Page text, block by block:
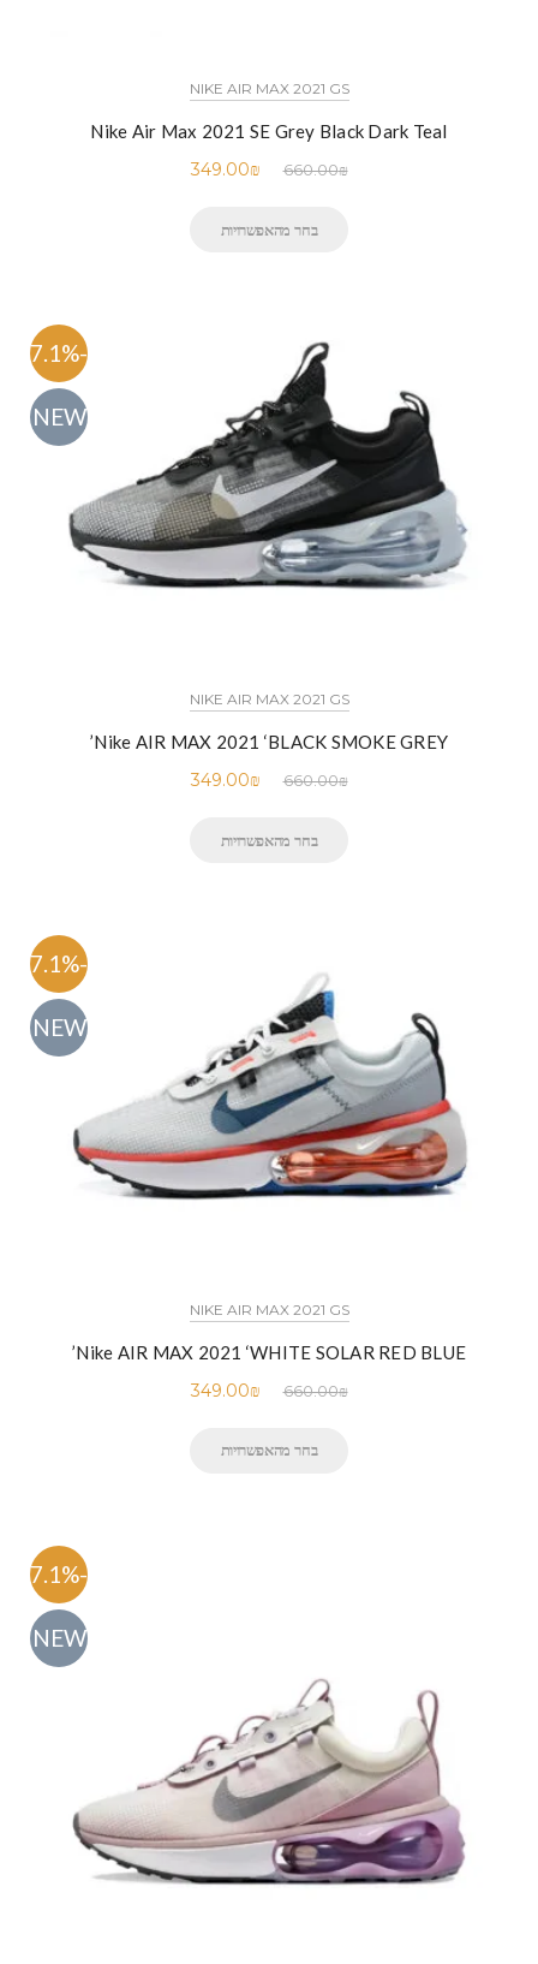
NIKE AIR MAX 2021 GS
Nike Air Max 2021 SE Grey Black Dark Teal
660.00₪
349.00₪
בחר מהאפשרויות
-47.1%
NEW
NIKE AIR MAX 2021 GS
Nike AIR MAX 2021 ‘BLACK SMOKE GREY’
660.00₪
349.00₪
בחר מהאפשרויות
-47.1%
NEW
NIKE AIR MAX 2021 GS
Nike AIR MAX 2021 ‘WHITE SOLAR RED BLUE’
660.00₪
349.00₪
בחר מהאפשרויות
-47.1%
NEW